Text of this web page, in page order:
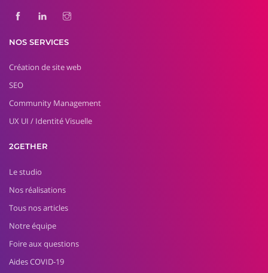
NOS SERVICES
Création de site web
SEO
Community Management
UX UI / Identité Visuelle
2GETHER
Le studio
Nos réalisations
Tous nos articles
Notre équipe
Foire aux questions
Aides COVID-19